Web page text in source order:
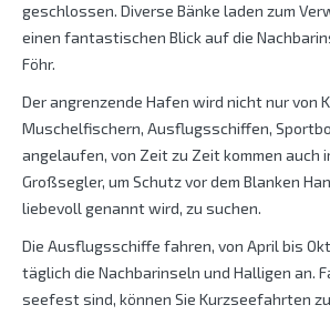
geschlossen. Diverse Bänke laden zum
einen fantastischen Blick auf die
Föhr.
Der angrenzende Hafen wird nicht nur von
Muschelfischern, Ausflugsschiffen,
angelaufen, von Zeit zu Zeit kommen auch
Großsegler, um Schutz vor dem Blanken
liebevoll genannt wird, zu suchen.
Die Ausflugsschiffe fahren, von April bis
täglich die Nachbarinseln und Halligen an.
seefest sind, können Sie Kurzseefahrten